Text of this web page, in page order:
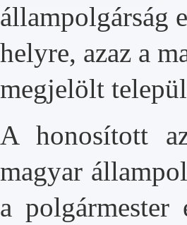
állampolgárság
helyre, azaz a
megjelölt
A honosított
magyar
a polgármester